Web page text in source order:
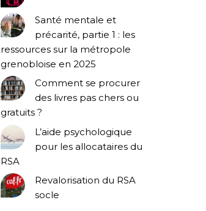
Santé mentale et
précarité, partie 1 : les
ressources sur la métropole
grenobloise en 2025
Comment se procurer
des livres pas chers ou
gratuits ?
L’aide psychologique
pour les allocataires du
RSA
Revalorisation du RSA
socle